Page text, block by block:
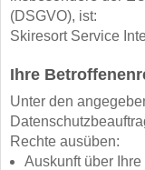
(DSGVO), ist:
Skiresort Service
Ihre
Unter den
Rechte ausüben:
Auskunft über